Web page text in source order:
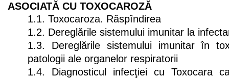
ASOCIATĂ CU TOXOCAROZĂ
1.1. Toxocaroza. Răspîndirea
1.2. Dereglările sistemului imunitar la
1.3. Dereglările sistemului imunitar în
patologii ale organelor respiratorii
1.4. Diagnosticul infecţiei cu Toxocara